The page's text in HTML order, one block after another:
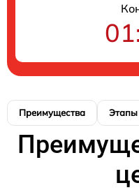
Преимущества Этапы